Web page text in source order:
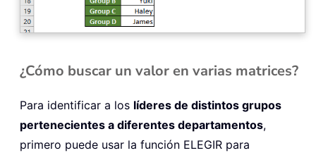
¿Cómo buscar un valor en varias matrices?
Para identificar a los líderes de distintos grupos
pertenecientes a diferentes departamentos,
primero puede usar la función ELEGIR para